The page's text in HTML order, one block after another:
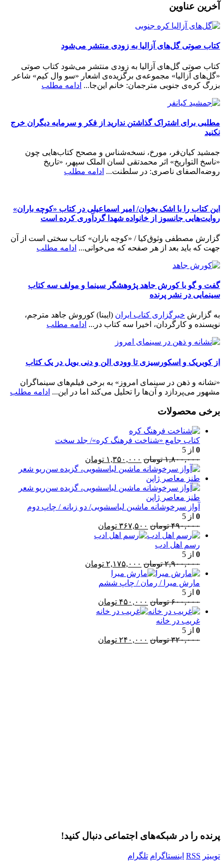
آخرین عناوین
کتاب صوتی گل‌های آزالیا به زودی منتشر می‌شود
کتاب صوتی گل‌های آزالیا به زودی منتشر می‌شود کتاب صوتی
«گل‌های آزالیا» مجموعه‌ی برگزیده‌ی اشعار «سو وال کیم» شاعر
بزرگ کره‌ی جنوبی مترجمان: خانم این‌جا... ادامه مطلب
مطلبی برای اشتراک گذاشتن ندارید از فکر و سرمایه دیگران خرج
نکنید
جمشید کیان‌فر، مورخ، نسخه‌شناس و مصحح کتاب‌هایی چون
«ناسخ التواریخ» اثر محمدتقی لسان الملک سپهر، «تاریخ
روضه‌الصفای ناصری: در سلطنت... ادامه مطلب
این کتاب را با اشک بخوان/ امیر اسماعیلی در کتاب «کوچه باران»
روایت‌هایی جانسوز از خانواده شهدا گردآوری کرده است
گزارش مصطفی وثوق‌کیا / «کوچه باران» کتاب سختی است از آن
جهت که باید بعد از هر صفحه که می‌خوانی... ادامه مطلب
گفت و گو با کورش جاهد پژوهشگر سینما و مولف سه کتاب
سینمایی در نشر پرنده
به گزارش خبرگزاری کتاب ایران (ایبنا) کوروش جاهد مترجم،
نویسنده و کارگردان، اخیرا سه کتاب در... ادامه مطلب
از کوبریک و اسکورسیزی تا وودی الن و دنی بویل در یک کتاب
«نشانه و ذهن در سینمای امروز» به برخی فیلم‌های سینماگران
مشهور می‌پردازد و آن‌ها را تحلیل می‌کند اما در این... ادامه مطلب
برخی محصولات
کتاب جامع «شناخت فرهنگ کره»/ جلد سخت
0 از 5
۱,۸۰۰,۰۰۰ تومان قیمت
اصلی:
بود.
۱,۳۵۰,۰۰۰ تومان
فعلی:
آواز سرخوشانه ماشین لباسشویی/ دو زبانه / چاپ دوم
0 از 5
۴۹۰,۰۰۰ تومان قیمت
اصلی:
۳۶۷,۵۰۰ تومان
فعلی:
رسم اهل ادب
0 از 5
۲,۹۰۰,۰۰۰ تومان قیمت
اصلی:
۲,۹۰۰,۰۰۰ تومان
۲,۱۷۵,۰۰۰ تومان
مارش میرا / رمان / چاپ ششم
0 از 5
۶۰۰,۰۰۰ تومان قیمت
اصلی:
۴۵۰,۰۰۰ تومان
فعلی:
غریب در خانه
0 از 5
۳۲۰,۰۰۰ تومان قیمت
۲۴۰,۰۰۰ تومان
پرنده را در شبکه‌های اجتماعی دنبال کنید!
توییتر RSS اینستاگرام تلگرام